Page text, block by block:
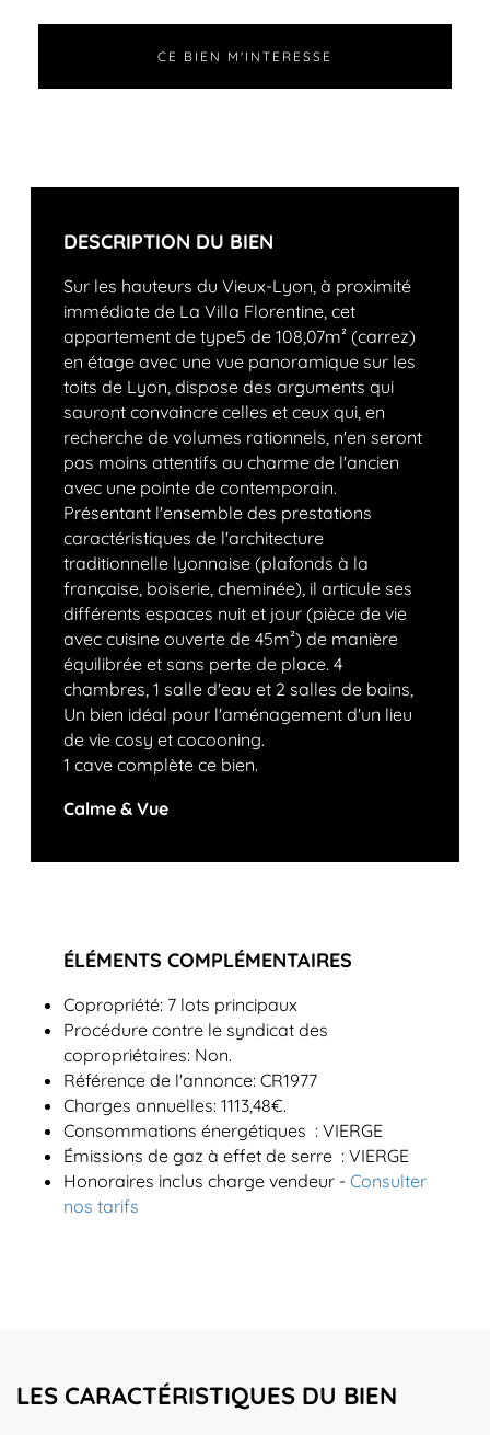
CE BIEN M'INTERESSE
DESCRIPTION DU BIEN
Sur les hauteurs du Vieux-Lyon, à proximité
immédiate de La Villa Florentine, cet
appartement de type5 de 108,07m² (carrez)
en étage avec une vue panoramique sur les
toits de Lyon, dispose des arguments qui
sauront convaincre celles et ceux qui, en
recherche de volumes rationnels, n'en seront
pas moins attentifs au charme de l'ancien
avec une pointe de contemporain.
Présentant l'ensemble des prestations
caractéristiques de l'architecture
traditionnelle lyonnaise (plafonds à la
française, boiserie, cheminée), il articule ses
différents espaces nuit et jour (pièce de vie
avec cuisine ouverte de 45m²) de manière
équilibrée et sans perte de place. 4
chambres, 1 salle d'eau et 2 salles de bains,
Un bien idéal pour l'aménagement d'un lieu
de vie cosy et cocooning.
1 cave complète ce bien.
Calme & Vue
ÉLÉMENTS COMPLÉMENTAIRES
Copropriété: 7 lots principaux
Procédure contre le syndicat des
copropriétaires: Non.
Référence de l'annonce: CR1977
Charges annuelles: 1113,48€.
Consommations énergétiques : VIERGE
Émissions de gaz à effet de serre : VIERGE
Honoraires inclus charge vendeur - Consulter
nos tarifs
LES CARACTÉRISTIQUES DU BIEN